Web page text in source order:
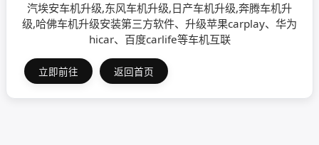
汽埃安车机升级,东风车机升级,日产车机升级,奔腾车机升
级,哈佛车机升级安装第三方软件、升级苹果carplay、华为
hicar、百度carlife等车机互联
立即前往 返回首页